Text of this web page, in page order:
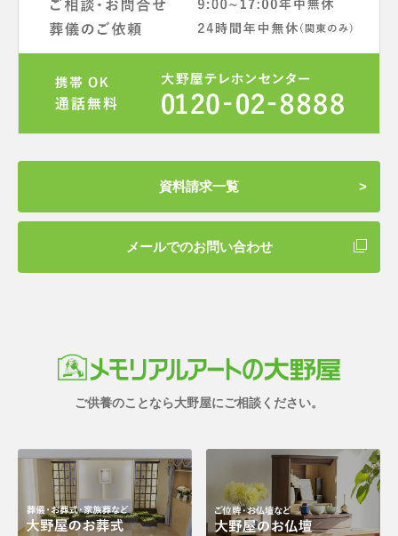
資料請求一覧
メールでのお問い合わせ
ご供養のことなら大野屋にご相談ください。